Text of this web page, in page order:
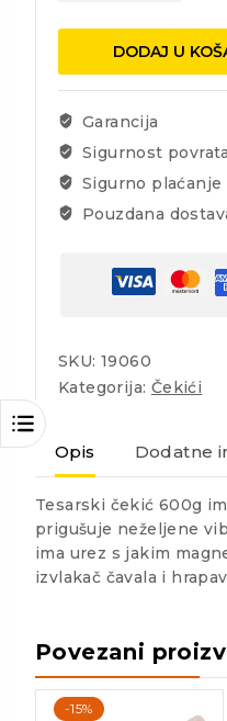
količina
DODAJ U
Garancija
Sigurnost povrata
Sigurno plaćanje
Pouzdana
SKU: 19060
Kategorija: Čekići
Opis Dodatne
Tesarski čekić 600g
prigušuje neželjene
ima urez s jakim
izvlakač čavala i
Povezani
-15%